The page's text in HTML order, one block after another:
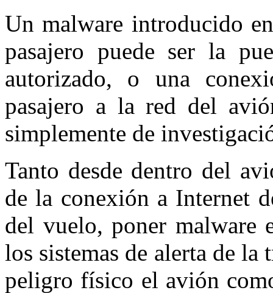
Un malware introducido
pasajero puede ser la
autorizado, o una
pasajero a la red del
simplemente de
Tanto desde dentro del
de la conexión a Internet
del vuelo, poner malware
los sistemas de alerta de
peligro físico el avión